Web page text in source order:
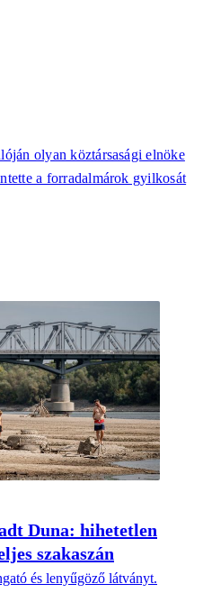
olyan köztársasági elnöke
a forradalmárok gyilkosát
Duna: hihetetlen
szakaszán
és lenyűgöző látványt.